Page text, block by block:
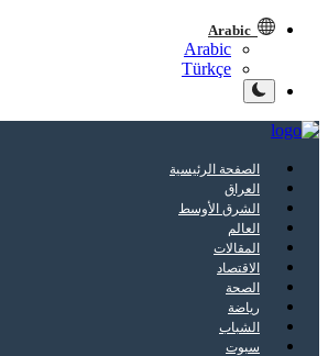
Arabic
Türkçe
الصفحة الرئيسية
العراق
الشرق الأوسط
العالم
المقالات
الاقتصاد
الصحة
رياضة
الشباب
سبوت